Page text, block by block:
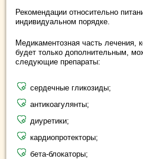
Рекомендации относительно
индивидуальном порядке.
Медикаментозная часть лечения,
будет только дополнительным,
следующие препараты:
сердечные гликозиды;
антикоагулянты;
диуретики;
кардиопротекторы;
бета-блокаторы;